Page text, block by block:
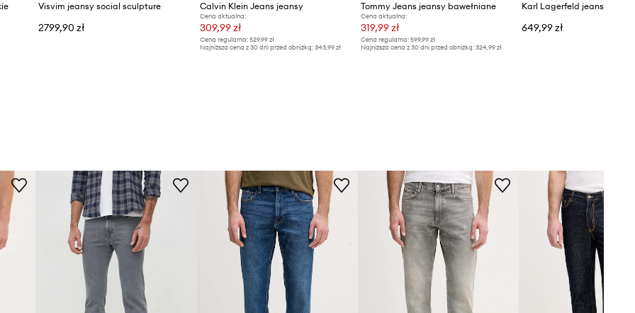
Visvim jeansy social sculpture
2799,90 zł
Calvin Klein Jeans jeansy
Cena aktualna:
309,99 zł
Cena regularna: 529,99 zł
Najniższa cena z 30 dni przed obniżką: 343,99 zł
Tommy Jeans jeansy bawełniane
Cena aktualna:
319,99 zł
Cena regularna:599,99 zł
Najniższa cena z 30 dni przed obniżką:324,99 zł
Karl Lagerfeld jeansy
649,99 zł